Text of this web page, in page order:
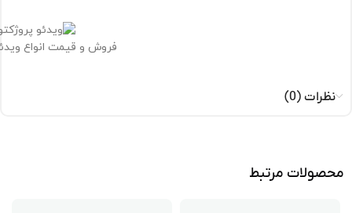
فروش و قیمت انواع
نظرات (0)
محصولات مرتبط